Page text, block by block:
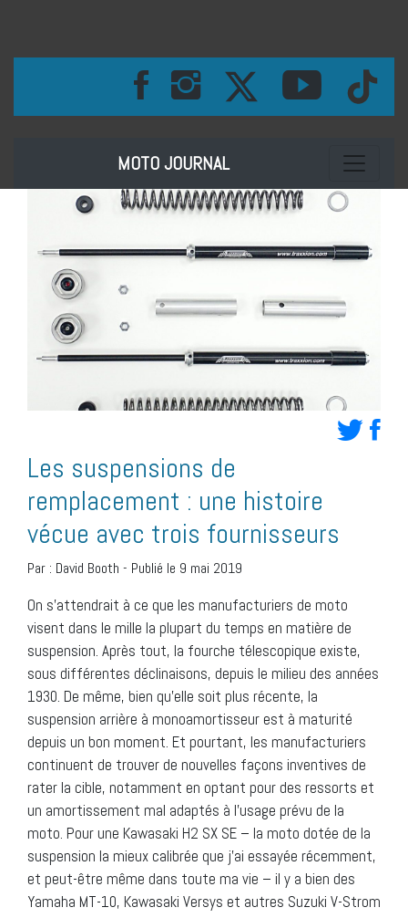
MOTO JOURNAL Toggle
Les suspensions de
remplacement : une histoire
vécue avec trois fournisseurs
Par : David Booth - Publié le 9 mai 2019
On s’attendrait à ce que les manufacturiers de moto
visent dans le mille la plupart du temps en matière de
suspension. Après tout, la fourche télescopique existe,
sous différentes déclinaisons, depuis le milieu des années
1930. De même, bien qu’elle soit plus récente, la
suspension arrière à monoamortisseur est à maturité
depuis un bon moment. Et pourtant, les manufacturiers
continuent de trouver de nouvelles façons inventives de
rater la cible, notamment en optant pour des ressorts et
un amortissement mal adaptés à l’usage prévu de la
moto. Pour une Kawasaki H2 SX SE – la moto dotée de la
suspension la mieux calibrée que j’ai essayée récemment,
et peut-être même dans toute ma vie – il y a bien des
Yamaha MT-10, Kawasaki Versys et autres Suzuki V-Strom